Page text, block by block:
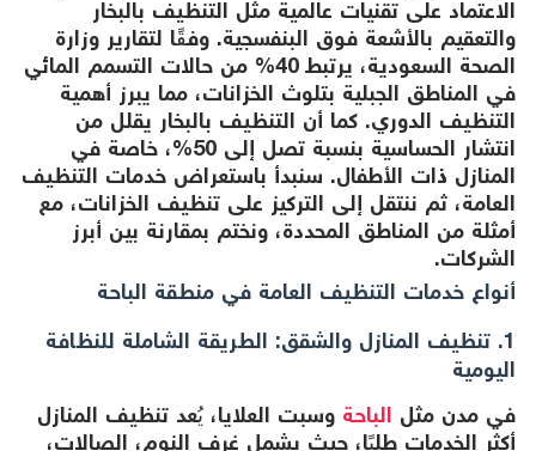
الاعتماد على تقنيات عالمية مثل التنظيف بالبخار
والتعقيم بالأشعة فوق البنفسجية. وفقًا لتقارير وزارة
الصحة السعودية، يرتبط 40% من حالات التسمم المائي
في المناطق الجبلية بتلوث الخزانات، مما يبرز أهمية
التنظيف الدوري. كما أن التنظيف بالبخار يقلل من
انتشار الحساسية بنسبة تصل إلى 50%، خاصة في
المنازل ذات الأطفال. سنبدأ باستعراض خدمات التنظيف
العامة، ثم ننتقل إلى التركيز على تنظيف الخزانات، مع
أمثلة من المناطق المحددة، ونختم بمقارنة بين أبرز
الشركات.
أنواع خدمات التنظيف العامة في منطقة الباحة
1. تنظيف المنازل والشقق: الطريقة الشاملة للنظافة
اليومية
في مدن مثل الباحة وسبت العلايا، يُعد تنظيف المنازل